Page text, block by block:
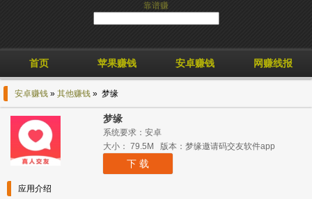
靠谱赚
首页 苹果赚钱 安卓赚钱 网赚线报
安卓赚钱 » 其他赚钱 » 梦缘
梦缘
系统要求：安卓
大小： 79.5M 版本：梦缘邀请码交友软件app
下 载
应用介绍